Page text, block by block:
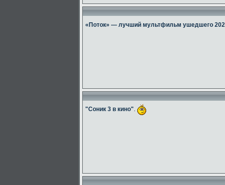
«Поток» — лучший мультфильм ушедшего
"Соник 3 в кино".